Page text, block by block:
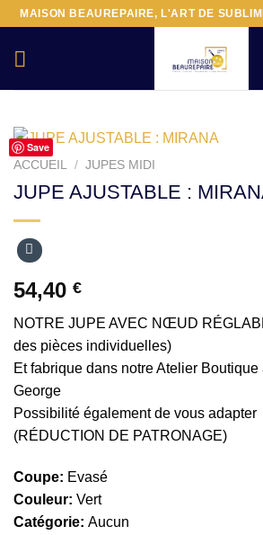
Passer
contenu
MAISON BEAUREPAIRE, L'ART DE
Save
ACCUEIL / JUPES MIDI
JUPE AJUSTABLE :
54,40 €
NOTRE JUPE AVEC NŒUD
des pièces individuelles)
Et fabrique dans notre Atelier
George
Possibilité également de vous adapter
(RÉDUCTION DE PATRONAGE)
Coupe: Evasé
Couleur: Vert
Catégorie: Aucun